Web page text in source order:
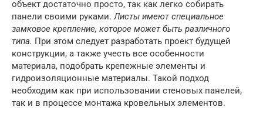
объект достаточно просто, так как легко собирать
панели своими руками.Листы имеют специальное
замковое крепление, которое может быть различного
типа. При этом следует разработать проект будущей
конструкции, а также учесть все особенности
материала, подобрать крепежные элементы и
гидроизоляционные материалы. Такой подход
необходим как при использовании стеновых панелей,
так и в процессе монтажа кровельных элементов.